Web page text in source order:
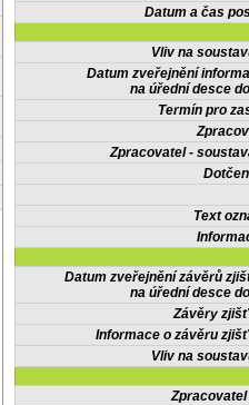
Datum a čas
Vliv na
Datum zveřejnění
na úřední desce
Termín pro
Zpracovatel -
Text
Datum zveřejnění závěrů
na úřední desce
Závěry
Informace o závěru
Vliv na